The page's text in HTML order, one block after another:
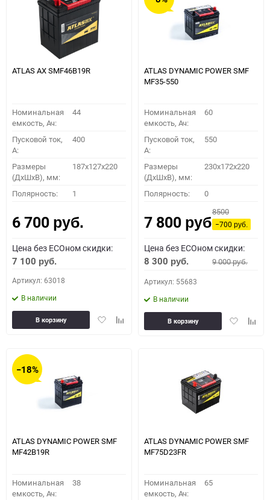
ATLAS AX SMF46B19R
Номинальная
емкость, Ач:
44
Пусковой ток,
A:
400
Размеры
(ДхШхВ), мм:
187x127x220
Полярность: 1
6 700 руб.
Цена без ECOном скидки:
7 100 руб.
Артикул: 63018
В наличии
ДобавитьДобавить
В корзину
ATLAS DYNAMIC POWER SMF
MF35-550
Номинальная
емкость, Ач:
60
Пусковой ток,
A:
550
Размеры
(ДхШхВ), мм:
230x172x220
Полярность: 0
7 800 руб.
8500
−700руб.
Цена без ECOном скидки:
8 300 руб. 9 000руб.
Артикул: 55683
В наличии
Добавить
В корзину
−18%
ATLAS DYNAMIC POWER SMF
MF42B19R
Номинальная
емкость, Ач:
38
ATLAS DYNAMIC POWER SMF
MF75D23FR
Номинальная
емкость, Ач:
65